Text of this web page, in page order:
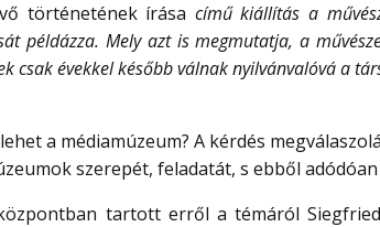
történetének írása című kiállítás a
példázza. Mely azt is megmutatja, a
csak évekkel később válnak nyilvánvalóvá a
a médiamúzeum? A kérdés
szerepét, feladatát, s ebből
tartott erről a témáról